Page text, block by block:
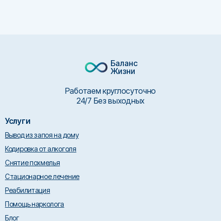
Услуги
Жизни
Баланс
Работаем круглосуточно
24/7 Без выходных
Вывод из запоя на дому
Блог
Кодировка от алкоголя
Снятие похмелья
Стационарное лечение
Реабилитация
Помощь нарколога